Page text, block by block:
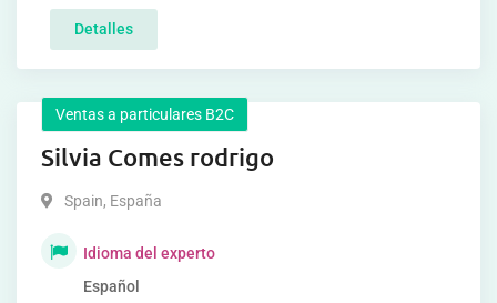
Detalles
Ventas a particulares B2C
Silvia Comes rodrigo
Spain, España
Idioma del experto
Español